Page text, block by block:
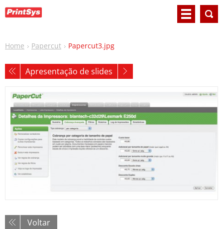
Home Papercut Papercut3.jpg
Apresentação de slides
Voltar